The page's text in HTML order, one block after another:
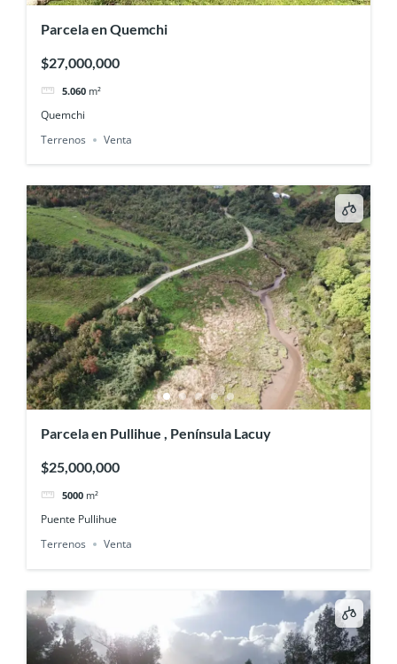
Parcela en Quemchi
$27,000,000
5.060 m²
Quemchi
Terrenos
Venta
Parcela en Pullihue , Península Lacuy
$25,000,000
5000 m²
Puente Pullihue
Terrenos
Venta